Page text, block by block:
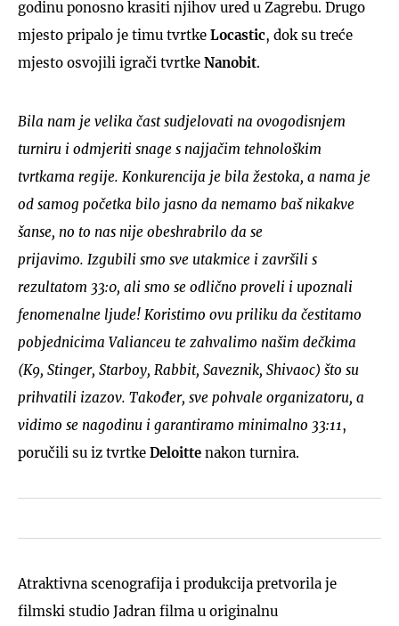
godinu ponosno krasiti njihov ured u Zagrebu. Drugo
mjesto pripalo je timu tvrtke Locastic, dok su treće
mjesto osvojili igrači tvrtke Nanobit.
Bila nam je velika čast sudjelovati na ovogodisnjem
turniru i odmjeriti snage s najjačim tehnološkim
tvrtkama regije. Konkurencija je bila žestoka, a nama je
od samog početka bilo jasno da nemamo baš nikakve
šanse, no to nas nije obeshrabrilo da se
prijavimo. Izgubili smo sve utakmice i završili s
rezultatom 33:0, ali smo se odlično proveli i upoznali
fenomenalne ljude! Koristimo ovu priliku da čestitamo
pobjednicima Valianceu te zahvalimo našim dečkima
(K9, Stinger, Starboy, Rabbit, Saveznik, Shivaoc) što su
prihvatili izazov. Također, sve pohvale organizatoru, a
vidimo se nagodinu i garantiramo minimalno 33:11,
poručili su iz tvrtke Deloitte nakon turnira.
Atraktivna scenografija i produkcija pretvorila je
filmski studio Jadran filma u originalnu